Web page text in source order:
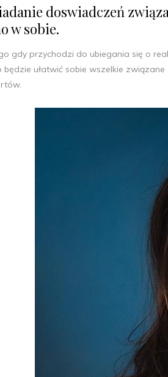
doswiadczeń
w sobie.
gdy przychodzi do ubiegania się o
ułatwić sobie wszelkie